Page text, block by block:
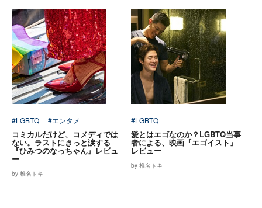
#LGBTQ #エンタメ
コミカルだけど、コメディでは
ない。ラストにきっと涙する
『ひみつのなっちゃん』レビュ
ー
by 椎名トキ
#LGBTQ
愛とはエゴなのか？LGBTQ当事
者による、映画『エゴイスト』
レビュー
by 椎名トキ